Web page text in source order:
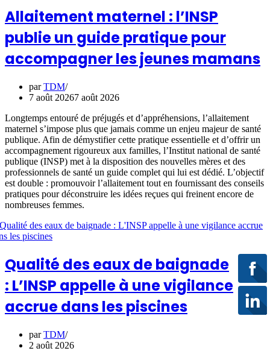
Allaitement maternel : l’INSP
publie un guide pratique pour
accompagner les jeunes mamans
parTDM
7 août 20267 août 2026
Longtemps entouré de préjugés et d’appréhensions, l’allaitement
maternel s’impose plus que jamais comme un enjeu majeur de santé
publique. Afin de démystifier cette pratique essentielle et d’offrir un
accompagnement rigoureux aux familles, l’Institut national de santé
publique (INSP) met à la disposition des nouvelles mères et des
professionnels de santé un guide complet qui lui est dédié. L’objectif
est double : promouvoir l’allaitement tout en fournissant des conseils
pratiques pour déconstruire les idées reçues qui freinent encore de
nombreuses femmes.
Qualité des eaux de baignade
: L’INSP appelle à une vigilance
accrue dans les piscines
parTDM
2 août 2026